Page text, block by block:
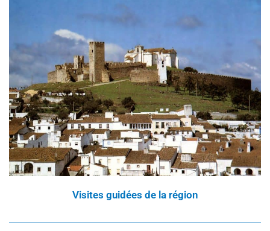
Visites guidées de la région